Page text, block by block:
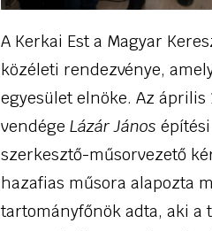
A Kerkai Est a Magyar
közéleti rendezvénye,
egyesület elnöke. Az
vendégeLázár János
szerkesztő-műsorvezető
hazafias műsora alapozta
tartományfőnök adta, aki a